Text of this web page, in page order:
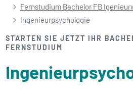
Fernstudium Bachelor FB
Ingenieur­psychologie
STARTEN SIE JETZT IHR
FERNSTUDIUM